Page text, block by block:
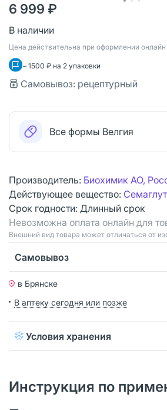
6 999 ₽
В наличии
Цена действительна при оформлении онлайн
– 1500 ₽ на 2 упаковки
Самовывоз: рецептурный
Все формы Велгия
Производитель: Биохимик АО,
Действующее вещество:
Срок годности: Длинный срок
Невозможна оплата онлайн для
Bнешний вид товара может отличаться от
Самовывоз
в Брянске
В аптеку сегодня или позже
Условия хранения
Инструкция по